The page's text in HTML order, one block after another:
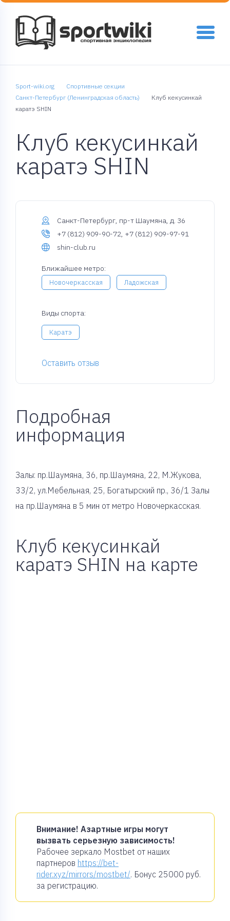
Sport-wiki.org
Спортивные секции
Санкт-Петербург (Ленинградская область)
Клуб кекусинкай
каратэ SHIN
Клуб кекусинкай
каратэ SHIN
Санкт-Петербург, пр-т Шаумяна, д. 36
+7 (812) 909-90-72, +7 (812) 909-97-91
shin-club.ru
Ближайшее метро:
Новочеркасская Ладожская
Виды спорта:
Каратэ
Оставить отзыв
Подробная
информация
Залы: пр.Шаумяна, 36, пр.Шаумяна, 22, М.Жукова,
33/2, ул.Мебельная, 25, Богатырский пр., 36/1 Залы
на пр.Шаумяна в 5 мин от метро Новочеркасская.
Клуб кекусинкай
каратэ SHIN на карте
Внимание! Азартные игры могут
вызвать серьезную зависимость!
Рабочее зеркало Mostbet от наших
партнеров https://bet-
rider.xyz/mirrors/mostbet/. Бонус 25000 руб.
за регистрацию.